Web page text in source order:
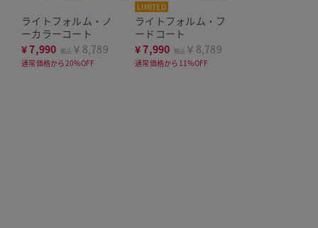
ライトフォルム・ノ
ーカラーコート
¥7,990 税込 ￥8,789
通常価格から20%OFF
LIMITED
ライトフォルム・フ
ードコート
¥7,990 税込 ￥8,789
通常価格から11%OFF